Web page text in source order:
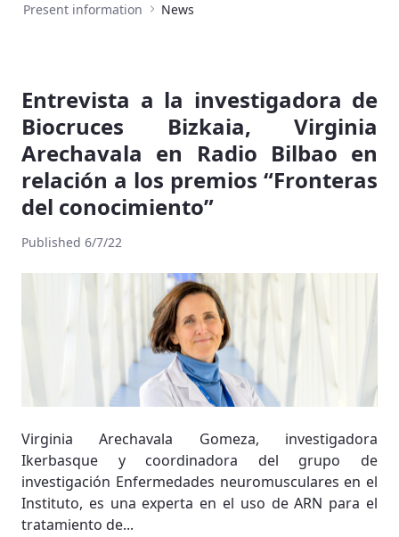
Present information News
Entrevista a la investigadora de
Biocruces Bizkaia, Virginia
Arechavala en Radio Bilbao en
relación a los premios “Fronteras
del conocimiento”
Published 6/7/22
Virginia Arechavala Gomeza, investigadora
Ikerbasque y coordinadora del grupo de
investigación Enfermedades neuromusculares en el
Instituto, es una experta en el uso de ARN para el
tratamiento de...